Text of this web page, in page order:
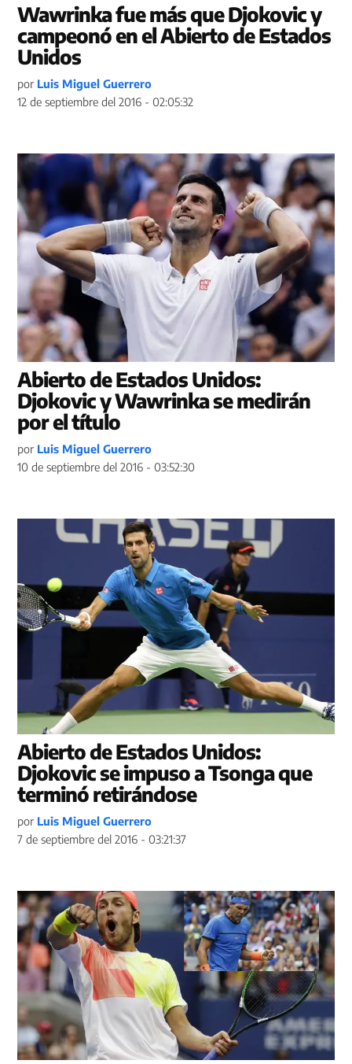
Wawrinka fue más que Djokovic y
campeonó en el Abierto de Estados
Unidos
por Luis Miguel Guerrero
12 de septiembre del 2016 - 02:05:32
Abierto de Estados Unidos:
Djokovic y Wawrinka se medirán
por el título
por Luis Miguel Guerrero
10 de septiembre del 2016 - 03:52:30
Abierto de Estados Unidos:
Djokovic se impuso a Tsonga que
terminó retirándose
por Luis Miguel Guerrero
7 de septiembre del 2016 - 03:21:37